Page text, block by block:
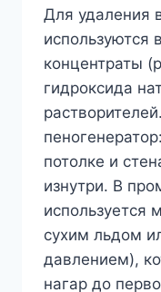
Для удаления
используются
концентраты
гидроксида
потолке и
изнутри. В
используется
сухим льдом
давлением),
нагар до